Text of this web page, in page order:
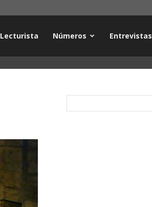
Lecturista Números Entrevistas